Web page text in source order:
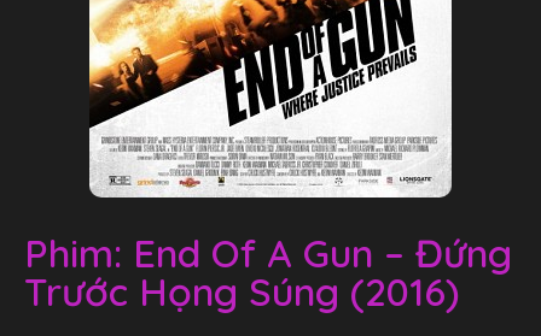
Phim: End Of A Gun – Đứng
Trước Họng Súng (2016)